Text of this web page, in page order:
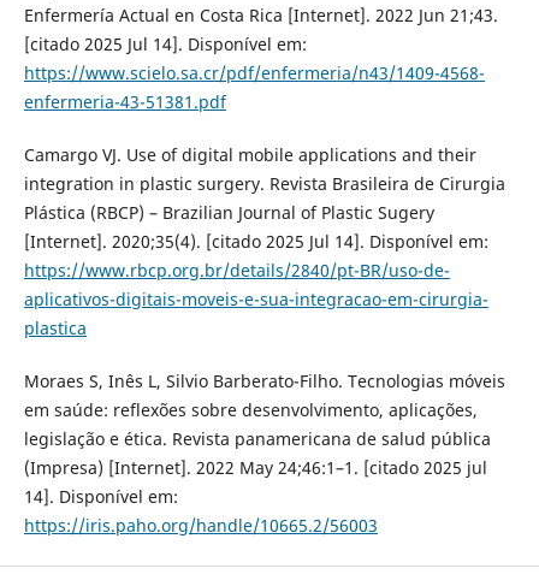
Enfermería Actual en Costa Rica [Internet]. 2022 Jun 21;43.
[citado 2025 Jul 14]. Disponível em:
https://www.scielo.sa.cr/pdf/enfermeria/n43/1409-4568-
enfermeria-43-51381.pdf
Camargo VJ. Use of digital mobile applications and their
integration in plastic surgery. Revista Brasileira de Cirurgia
Plástica (RBCP) – Brazilian Journal of Plastic Sugery
[Internet]. 2020;35(4). [citado 2025 Jul 14]. Disponível em:
https://www.rbcp.org.br/details/2840/pt-BR/uso-de-
aplicativos-digitais-moveis-e-sua-integracao-em-cirurgia-
plastica
Moraes S, Inês L, Silvio Barberato-Filho. Tecnologias móveis
em saúde: reflexões sobre desenvolvimento, aplicações,
legislação e ética. Revista panamericana de salud pública
(Impresa) [Internet]. 2022 May 24;46:1–1. [citado 2025 jul
14]. Disponível em:
https://iris.paho.org/handle/10665.2/56003